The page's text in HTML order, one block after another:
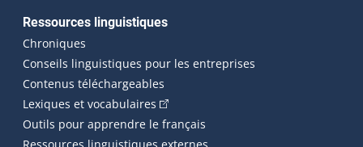
Ressources linguistiques
Chroniques
Conseils linguistiques pour les entreprises
Contenus téléchargeables
Lexiques et vocabulaires (Cet hyperlien externe s'ouvrira
Outils pour apprendre le français
Ressources linguistiques externes